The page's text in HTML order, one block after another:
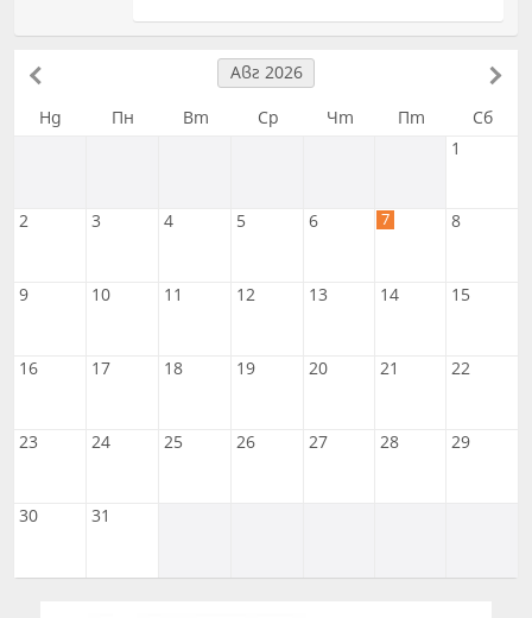
Авг 2026
Нд
Пн Вт Ср Чт Пт
Сб
1
2 3 4 5 6 7 8
9 10 11 12 13 14 15
16 17 18 19 20 21 22
23 24 25 26 27 28 29
30 31